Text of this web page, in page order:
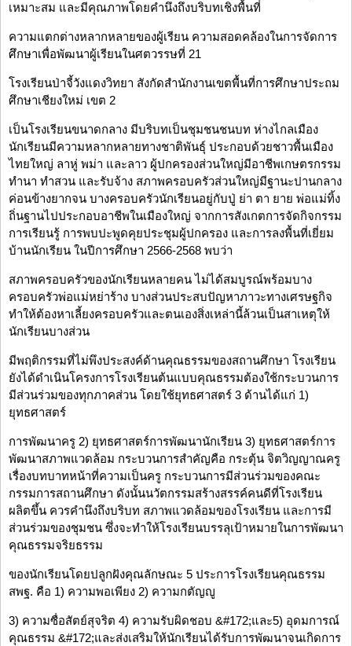
เหมาะสม และมีคุณภาพโดยคำนึงถึงบริบทเชิงพื้นที่
ความแตกต่างหลากหลายของผู้เรียน ความสอดคล้องในการจัดการ
ศึกษาเพื่อพัฒนาผู้เรียนในศตวรรษที่ 21
โรงเรียนป่าจี้วังแดงวิทยา สังกัดสำนักงานเขตพื้นที่การศึกษาประถม
ศึกษาเชียงใหม่ เขต 2
เป็นโรงเรียนขนาดกลาง มีบริบทเป็นชุมชนชนบท ห่างไกลเมือง
นักเรียนมีความหลากหลายทางชาติพันธุ์ ประกอบด้วยชาวพื้นเมือง
ไทยใหญ่ ลาหู่ พม่า และลาว ผู้ปกครองส่วนใหญ่มีอาชีพเกษตรกรรม
ทำนา ทำสวน และรับจ้าง สภาพครอบครัวส่วนใหญ่มีฐานะปานกลาง
ค่อนข้างยากจน บางครอบครัวนักเรียนอยู่กับปู่ ย่า ตา ยาย พ่อแม่ทิ้ง
ถิ่นฐานไปประกอบอาชีพในเมืองใหญ่ จากการสังเกตการจัดกิจกรรม
การเรียนรู้ การพบปะพูดคุยประชุมผู้ปกครอง และการลงพื้นที่เยี่ยม
บ้านนักเรียน ในปีการศึกษา 2566-2568 พบว่า
สภาพครอบครัวของนักเรียนหลายคน ไม่ได้สมบูรณ์พร้อมบาง
ครอบครัวพ่อแม่หย่าร้าง บางส่วนประสบปัญหาภาวะทางเศรษฐกิจ
ทำให้ต้องหาเลี้ยงครอบครัวและตนเองสิ่งเหล่านี้ล้วนเป็นสาเหตุให้
นักเรียนบางส่วน
มีพฤติกรรมที่ไม่พึงประสงค์ด้านคุณธรรมของสถานศึกษา โรงเรียน
ยังได้ดำเนินโครงการโรงเรียนต้นแบบคุณธรรมต้องใช้กระบวนการ
มีส่วนร่วมของทุกภาคส่วน โดยใช้ยุทธศาสตร์ 3 ด้านได้แก่ 1)
ยุทธศาสตร์
การพัฒนาครู 2) ยุทธศาสตร์การพัฒนานักเรียน 3) ยุทธศาสตร์การ
พัฒนาสภาพแวดล้อม กระบวนการสำคัญคือ กระตุ้น จิตวิญญาณครู
เรื่องบทบาทหน้าที่ความเป็นครู กระบวนการมีส่วนร่วมของคณะ
กรรมการสถานศึกษา ดังนั้นนวัตกรรมสร้างสรรค์คนดีที่โรงเรียน
ผลิตขึ้น ควรคำนึงถึงบริบท สภาพแวดล้อมของโรงเรียน และการมี
ส่วนร่วมของชุมชน ซึ่งจะทำให้โรงเรียนบรรลุเป้าหมายในการพัฒนา
คุณธรรมจริยธรรม
ของนักเรียนโดยปลูกฝังคุณลักษณะ 5 ประการโรงเรียนคุณธรรม
สพฐ. คือ 1) ความพอเพียง 2) ความกตัญญู
3) ความซื่อสัตย์สุจริต 4) ความรับผิดชอบ &#172;และ5) อุดมการณ์
คุณธรรม &#172;และส่งเสริมให้นักเรียนได้รับการพัฒนาจนเกิดการ